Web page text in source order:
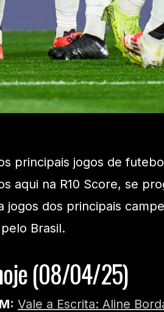
principais jogos de
aqui na R10 Score, se
jogos dos principais
Brasil.
(08/04/25)
Vale a Escrita: Aline